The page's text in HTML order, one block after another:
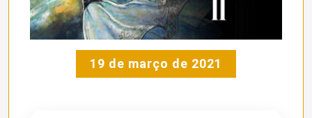
19 de março de 2021